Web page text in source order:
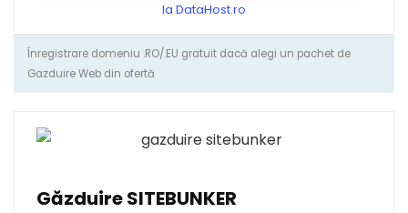
la DataHost.ro
Înregistrare domeniu .RO/.EU gratuit dacă alegi un pachet de
Gazduire Web din ofertă
Găzduire SITEBUNKER